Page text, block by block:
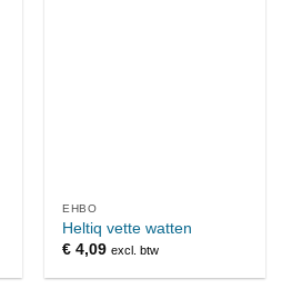
EHBO
Heltiq vette watten
€ 4,09 excl. btw